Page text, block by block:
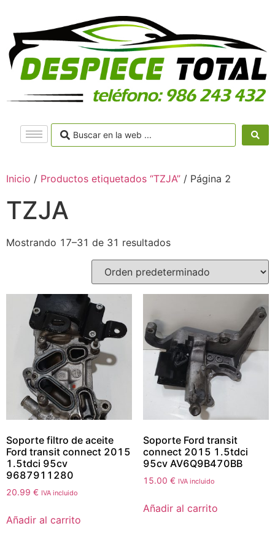
Inicio / Productos etiquetados “TZJA” / Página 2
TZJA
Mostrando 17–31 de 31 resultados
Soporte filtro de aceite
Ford transit connect 2015
1.5tdci 95cv
9687911280
20.99 € IVA incluido
Añadir al carrito
Soporte Ford transit
connect 2015 1.5tdci
95cv AV6Q9B470BB
15.00 € IVA incluido
Añadir al carrito